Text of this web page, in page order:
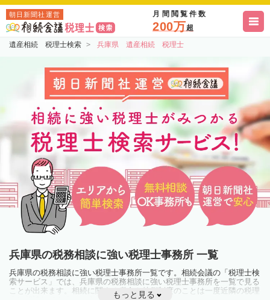
朝日新聞社運営 月間閲覧件数
200万超
遺産相続 税理士検索 兵庫県 遺産相続 税理士
兵庫県の税務相談に強い税理士事務所 一覧
兵庫県の税務相談に強い税理士事務所一覧です。相続会議の「税理士検
索サービス」では、兵庫県の税務相談に強い税理士事務所を一覧で見る
ことが出来ます。相続に関する税金や特例制度のことは一度近隣の税理
もっと見る